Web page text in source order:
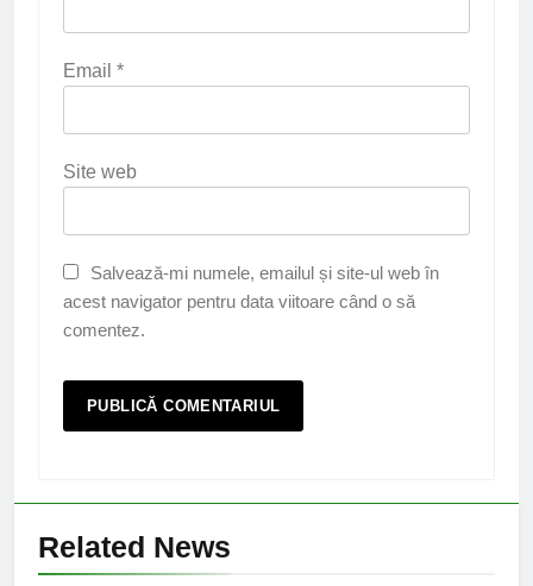
Email *
Site web
Salvează-mi numele, emailul și site-ul web în
acest navigator pentru data viitoare când o să
comentez.
Related News